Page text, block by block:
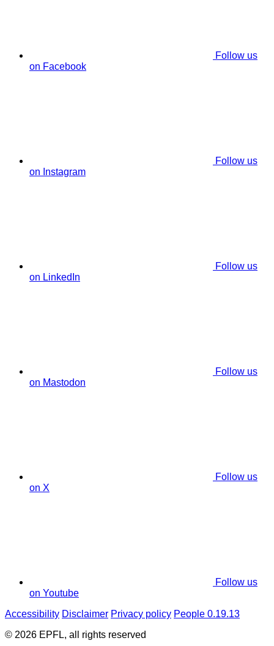
Follow us
on Facebook
Follow us
on Instagram
Follow us
on LinkedIn
Follow us
on Mastodon
Follow us
on X
Follow us
on Youtube
Accessibility Disclaimer Privacy policy People 0.19.13
© 2026 EPFL, all rights reserved